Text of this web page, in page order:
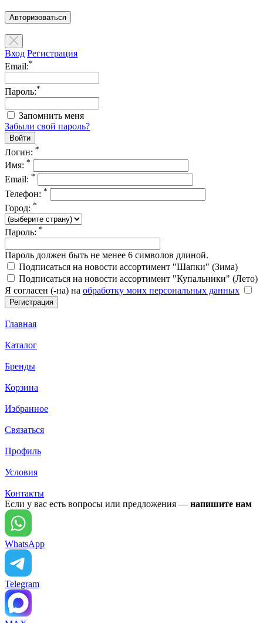
Авторизоваться
Вход Регистрация
Email:*
Пароль:*
Запомнить меня
Забыли свой пароль?
Логин: *
Имя: *
Email: *
Телефон: *
Город: *
Пароль: *
Пароль должен быть не менее 6 символов длиной.
Подписаться на новости ассортимент "Шапки" (Зима)
Подписаться на новости ассортимент "Купальники" (Лето)
Я согласен (-на) на обработку моих персональных данных
Главная
Каталог
Бренды
Корзина
Избранное
Связаться
Профиль
Условия
Контакты
Если у вас есть вопросы или предложения — напишите нам
WhatsApp
Telegram